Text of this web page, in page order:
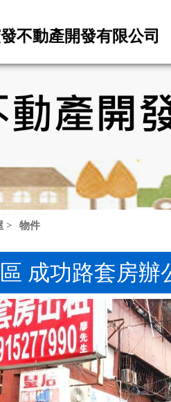
不動產開發有限公司
> 物件
區 成功路套房